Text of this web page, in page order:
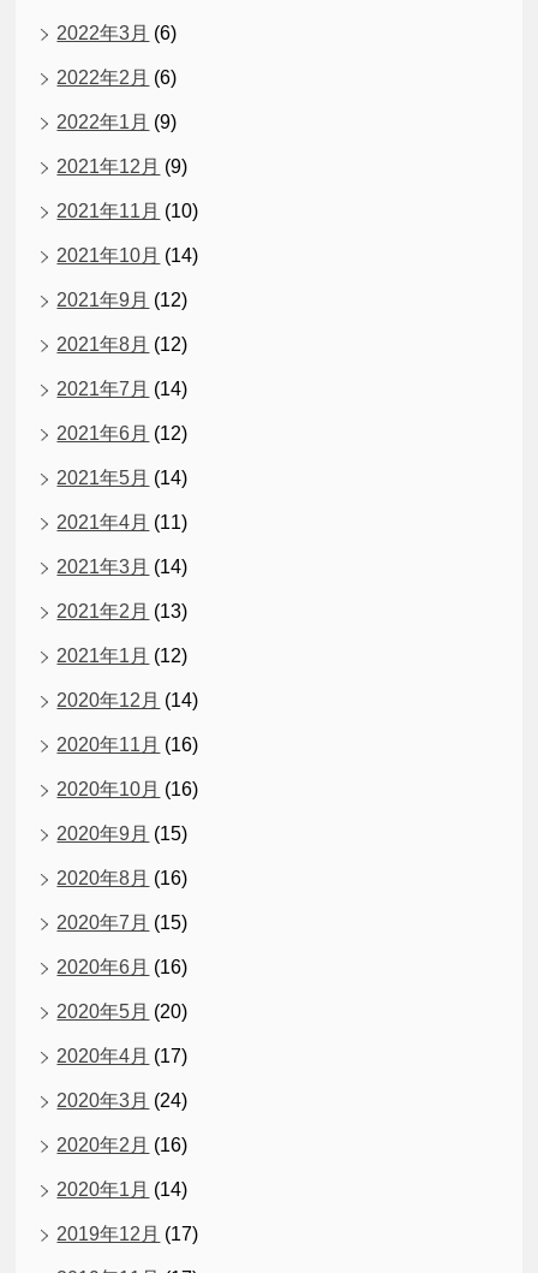
2022年3月 (6)
2022年2月 (6)
2022年1月 (9)
2021年12月 (9)
2021年11月 (10)
2021年10月 (14)
2021年9月 (12)
2021年8月 (12)
2021年7月 (14)
2021年6月 (12)
2021年5月 (14)
2021年4月 (11)
2021年3月 (14)
2021年2月 (13)
2021年1月 (12)
2020年12月 (14)
2020年11月 (16)
2020年10月 (16)
2020年9月 (15)
2020年8月 (16)
2020年7月 (15)
2020年6月 (16)
2020年5月 (20)
2020年4月 (17)
2020年3月 (24)
2020年2月 (16)
2020年1月 (14)
2019年12月 (17)